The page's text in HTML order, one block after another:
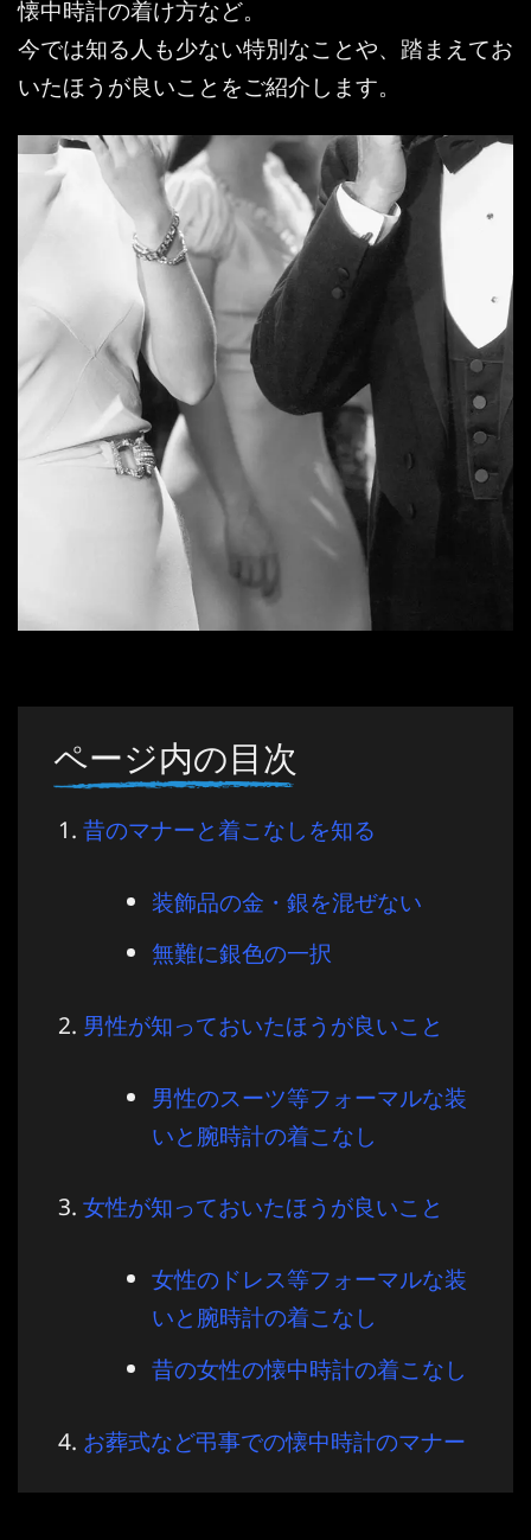
懐中時計の着け方など。
今では知る人も少ない特別なことや、踏まえてお
いたほうが良いことをご紹介します。
ページ内の目次
昔のマナーと着こなしを知る
装飾品の金・銀を混ぜない
無難に銀色の一択
男性が知っておいたほうが良いこと
男性のスーツ等フォーマルな装
いと腕時計の着こなし
女性が知っておいたほうが良いこと
女性のドレス等フォーマルな装
いと腕時計の着こなし
昔の女性の懐中時計の着こなし
お葬式など弔事での懐中時計のマナー